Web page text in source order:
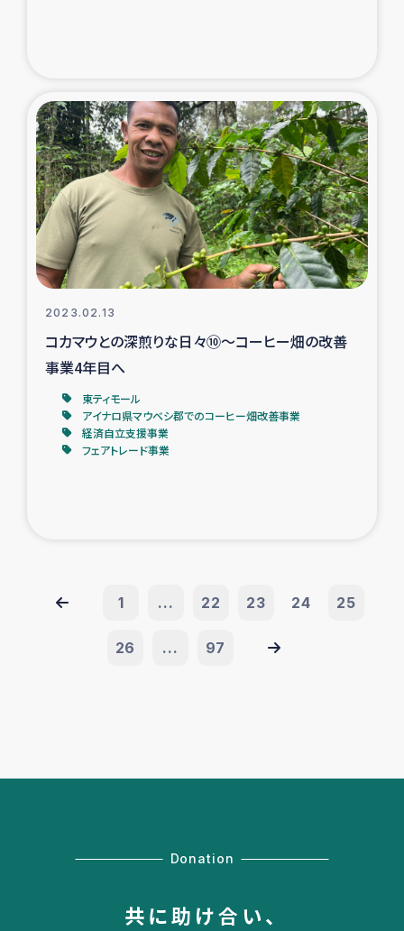
2023.02.13
コカマウとの深煎りな日々⑩～コーヒー畑の改善
事業4年目へ
東ティモール
アイナロ県マウベシ郡でのコーヒー畑改善事業
経済自立支援事業
フェアトレード事業
1 ... 22 23 24 25
26 ... 97
Donation
共に助け合い、